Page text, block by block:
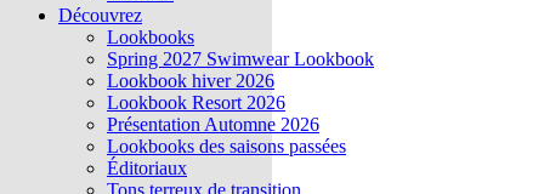
Découvrez
Lookbooks
Spring 2027 Swimwear Lookbook
Lookbook hiver 2026
Lookbook Resort 2026
Présentation Automne 2026
Lookbooks des saisons passées
Éditoriaux
Tons terreux de transition